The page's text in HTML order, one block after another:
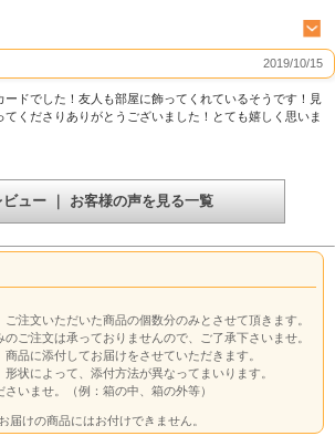
2019/10/15
ードでした！友人も部屋に飾ってくれているそうです！見
くださりありがとうございました！とても嬉しく思いま
ビュー ｜ お客様の声を見る一覧
注文いただいた商品の個数分のみとさせて頂きます。
ご注文は承っておりませんので、ご了承下さいませ。
品に添付してお届けをさせていただきます。
状によって、添付方法が異なってまいります。
さいませ。（例：箱の中、箱の外等）
けの商品にはお付けできません。